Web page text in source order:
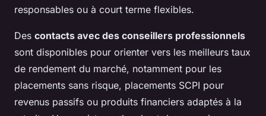
responsables ou à court terme flexibles.
Des contacts avec des conseillers professionnels
sont disponibles pour orienter vers les meilleurs taux
de rendement du marché, notamment pour les
placements sans risque, placements SCPI pour
revenus passifs ou produits financiers adaptés à la